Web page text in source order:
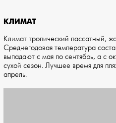
КЛИМАТ
Климат тропический пассатный,
Среднегодовая температура
выпадают с мая по сентябрь, а с
сухой сезон. Лучшее время для
апрель.